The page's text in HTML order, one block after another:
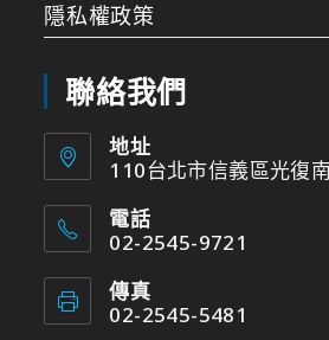
隱私權政策
聯絡我們
地址
110台北市信義區光復
電話
02-2545-9721
傳真
02-2545-5481